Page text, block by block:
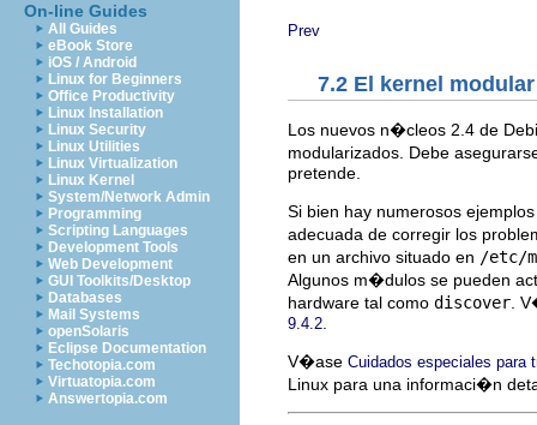
On-line Guides
All Guides
eBook Store
iOS / Android
Linux for Beginners
Office Productivity
Linux Installation
Linux Security
Linux Utilities
Linux Virtualization
Linux Kernel
System/Network Admin
Programming
Scripting Languages
Development Tools
Web Development
GUI Toolkits/Desktop
Databases
Mail Systems
openSolaris
Eclipse Documentation
Techotopia.com
Virtuatopia.com
Answertopia.com
Prev
7.2 El kernel
Los nuevos n�cleos 2.4 de
modularizados. Debe
pretende.
Si bien hay numerosos
adecuada de corregir los
en un archivo situado en /etc/
Algunos m�dulos se pueden
hardware tal como discover .
9.4.2
V�ase Cuidados especiales
Linux para una informaci�n